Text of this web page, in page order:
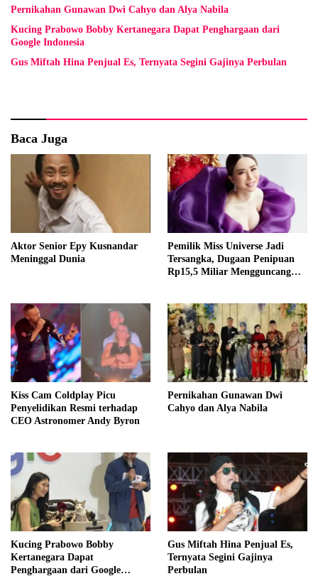
Pernikahan Gunawan Dwi Cahyo dan Alya Nabila
Kucing Prabowo Bobby Kertanegara Dapat Penghargaan dari
Google Indonesia
Gus Miftah Hina Penjual Es, Ternyata Segini Gajinya Perbulan
Baca Juga
Aktor Senior Epy Kusnandar
Meninggal Dunia
Pemilik Miss Universe Jadi
Tersangka, Dugaan Penipuan
Rp15,5 Miliar Mengguncang
Kiss Cam Coldplay Picu
Penyelidikan Resmi terhadap
CEO Astronomer Andy Byron
Pernikahan Gunawan Dwi
Cahyo dan Alya Nabila
Kucing Prabowo Bobby
Kertanegara Dapat
Penghargaan dari Google
Gus Miftah Hina Penjual Es,
Ternyata Segini Gajinya
Perbulan